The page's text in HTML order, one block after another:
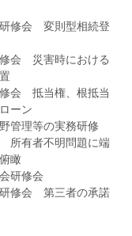
修会 変則型相続登
会 災害時における
会 抵当権、根抵当
ーン
管理等の実務研修
所有者不明問題に端
瞰
研修会
修会 第三者の承諾